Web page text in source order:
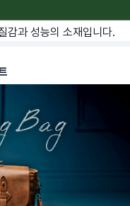
감과 성능의 소재입니다.